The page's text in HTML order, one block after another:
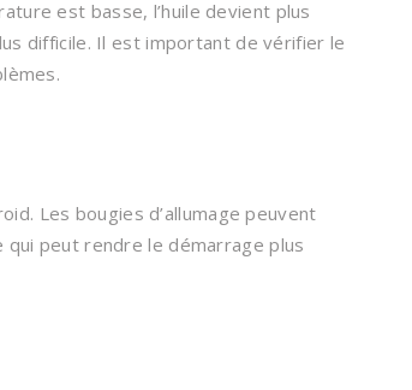
est basse, l’huile devient plus
difficile. Il est important de vérifier le
Les bougies d’allumage peuvent
peut rendre le démarrage plus